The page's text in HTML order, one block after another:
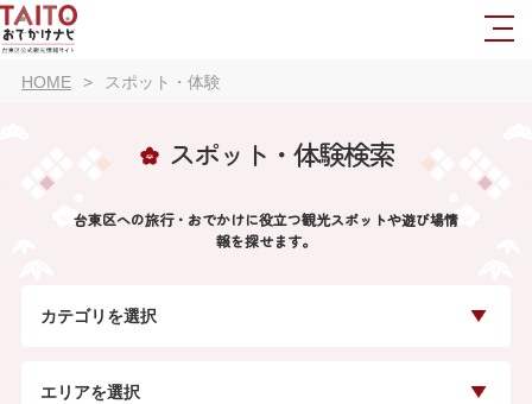
HOME スポット・体験
スポット・体験検索
台東区への旅行・おでかけに役立つ観光スポットや遊び場情
報を探せます。
カテゴリを選択
エリアを選択